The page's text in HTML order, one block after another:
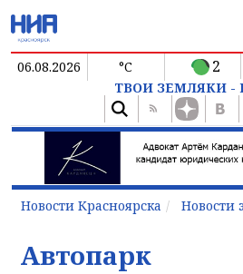
06.08.2026 °C 2
ТВОИ ЗЕМЛЯКИ -
Новости Красноярска Новости
Автопарк